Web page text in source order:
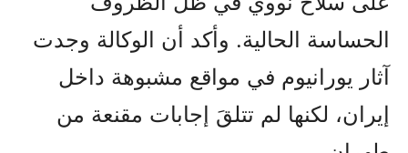
الحساسة الحالية. وأكد أن الوكالة وجدت
آثار يورانيوم في مواقع مشبوهة داخل
إيران، لكنها لم تتلقَ إجابات مقنعة من